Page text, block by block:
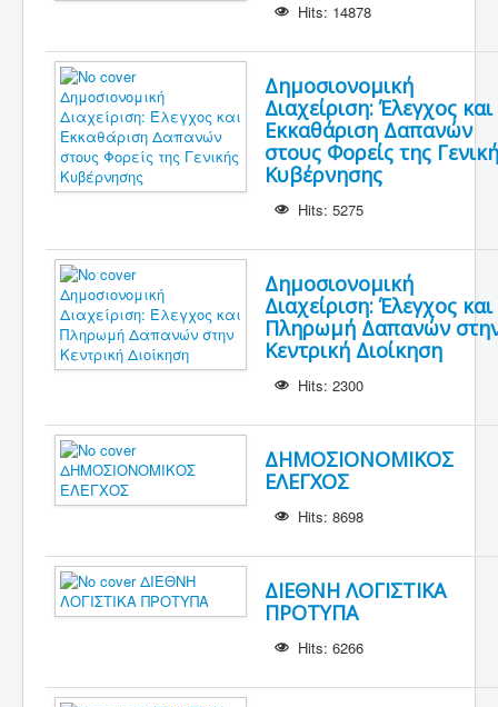
Hits: 14878
Δημοσιονομική
Διαχείριση: Έλεγχος και
Εκκαθάριση Δαπανών
στους Φορείς της
Κυβέρνησης
Hits: 5275
Δημοσιονομική
Διαχείριση: Έλεγχος και
Πληρωμή Δαπανών
Κεντρική Διοίκηση
Hits: 2300
ΔΗΜΟΣΙΟΝΟΜΙΚΟΣ
ΕΛΕΓΧΟΣ
Hits: 8698
ΔΙΕΘΝΗ ΛΟΓΙΣΤΙΚΑ
ΠΡΟΤΥΠΑ
Hits: 6266